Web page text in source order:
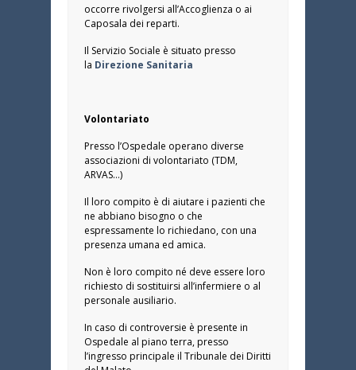
occorre rivolgersi all’Accoglienza o ai
Caposala dei reparti.
Il Servizio Sociale è situato presso
la Direzione Sanitaria
Volontariato
Presso l’Ospedale operano diverse
associazioni di volontariato (TDM,
ARVAS…)
Il loro compito è di aiutare i pazienti che
ne abbiano bisogno o che
espressamente lo richiedano, con una
presenza umana ed amica.
Non è loro compito né deve essere loro
richiesto di sostituirsi all’infermiere o al
personale ausiliario.
In caso di controversie è presente in
Ospedale al piano terra, presso
l’ingresso principale il Tribunale dei Diritti